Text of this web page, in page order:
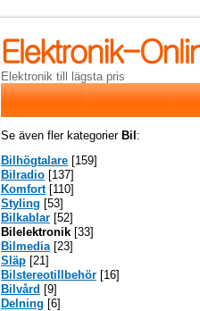
Elektronik till lägsta pris
Se även fler kategorier Bil :
Bilhögtalare [159]
Bilradio [137]
Komfort[110]
Styling [53]
Bilkablar [52]
Bilelektronik [33]
Bilmedia[23]
Släp [21]
Bilstereotillbehör [16]
Bilvård [9]
Delning [6]